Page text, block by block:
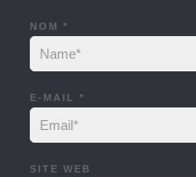
NOM *
E-MAIL *
SITE WEB